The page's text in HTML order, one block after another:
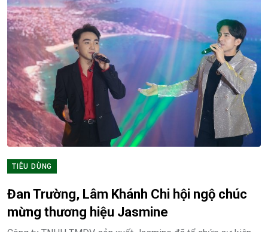
TIÊU DÙNG
Đan Trường, Lâm Khánh Chi hội ngộ chúc
mừng thương hiệu Jasmine